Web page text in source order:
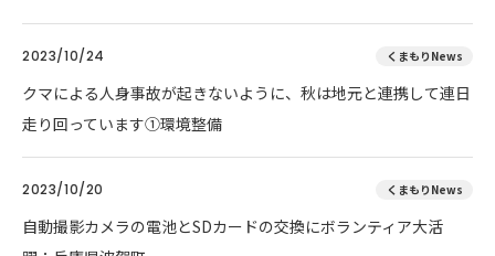
2023/10/24 くまもりNews
クマによる人身事故が起きないように、秋は地元と連携して連日
走り回っています①環境整備
2023/10/20 くまもりNews
自動撮影カメラの電池とSDカードの交換にボランティア大活